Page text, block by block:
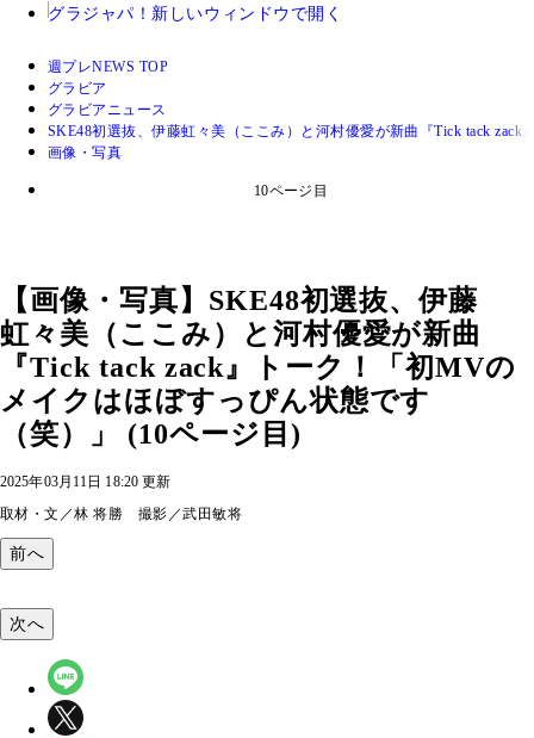
グラジャパ！ 新しいウィンドウで開く
週プレNEWS TOP
グラビア
グラビアニュース
SKE48初選抜、伊藤虹々美（ここみ）と河村優愛が新曲『Tick tack
画像・写真
10ページ目
【画像・写真】SKE48初選抜、伊藤
虹々美（ここみ）と河村優愛が新曲
『Tick tack zack』トーク！「初MVの
メイクはほぼすっぴん状態です
（笑）」 (10ページ目)
2025年03月11日 18:20 更新
取材・文／林 将勝 撮影／武田敏将
前へ
次へ